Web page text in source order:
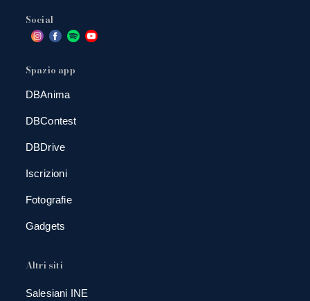
Social
Spazio app
DBAnima
DBContest
DBDrive
Iscrizioni
Fotografie
Gadgets
Altri siti
Salesiani INE